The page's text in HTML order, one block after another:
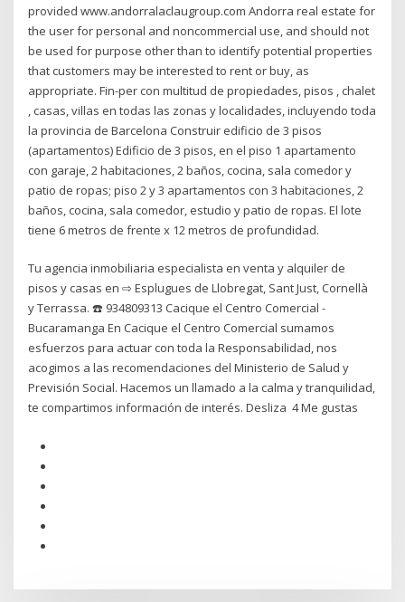
provided www.andorralaclaugroup.com Andorra real estate for
the user for personal and noncommercial use, and should not
be used for purpose other than to identify potential properties
that customers may be interested to rent or buy, as
appropriate. Fin-per con multitud de propiedades, pisos , chalet
, casas, villas en todas las zonas y localidades, incluyendo toda
la provincia de Barcelona Construir edificio de 3 pisos
(apartamentos) Edificio de 3 pisos, en el piso 1 apartamento
con garaje, 2 habitaciones, 2 baños, cocina, sala comedor y
patio de ropas; piso 2 y 3 apartamentos con 3 habitaciones, 2
baños, cocina, sala comedor, estudio y patio de ropas. El lote
tiene 6 metros de frente x 12 metros de profundidad.
Tu agencia inmobiliaria especialista en venta y alquiler de
pisos y casas en ⇨ Esplugues de Llobregat, Sant Just, Cornellà
y Terrassa. ☎️ 934809313 Cacique el Centro Comercial -
Bucaramanga En Cacique el Centro Comercial sumamos
esfuerzos para actuar con toda la Responsabilidad, nos
acogimos a las recomendaciones del Ministerio de Salud y
Previsión Social. Hacemos un llamado a la calma y tranquilidad,
te compartimos información de interés. Desliza ️ 4 Me gustas